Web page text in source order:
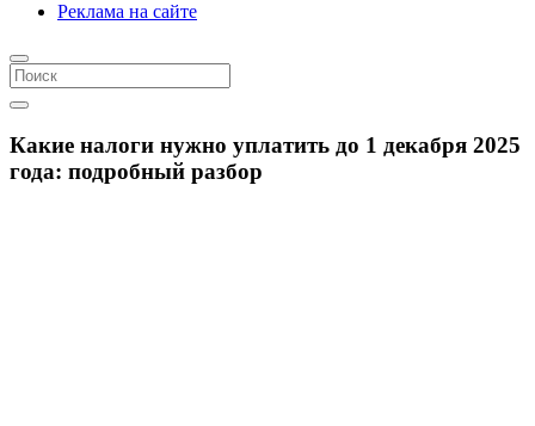
Реклама на сайте
Какие налоги нужно уплатить до 1 декабря 2025
года: подробный разбор